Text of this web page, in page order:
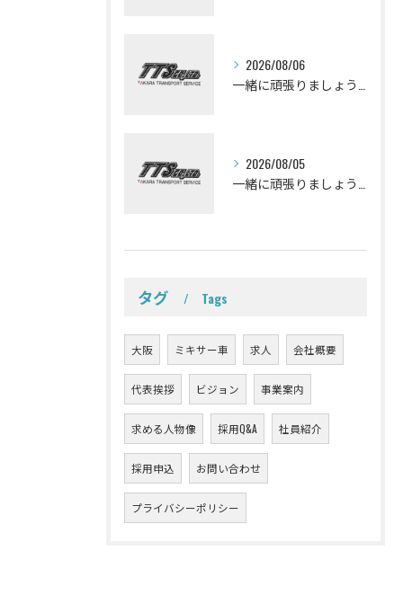
2026/08/06
2026/08/05
タグ Tags
大阪 ミキサー車 求人 会社概要
代表挨拶 ビジョン 事業案内
求める人物像 採用Q&A 社員紹介
採用申込 お問い合わせ
プライバシーポリシー